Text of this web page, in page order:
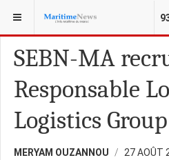
VOUS ÊTES ICI : TRANSPORT DE
SEBN-MA
Responsable
Logistics
MERYAM OUZANNOU 27 AOÛT